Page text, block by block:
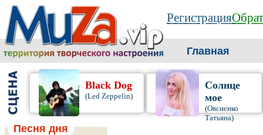
Регистрация
Главная
Black Dog
(Led Zeppelin)
Солнце
мое
(Овсиенко
Татьяна)
Песня дня